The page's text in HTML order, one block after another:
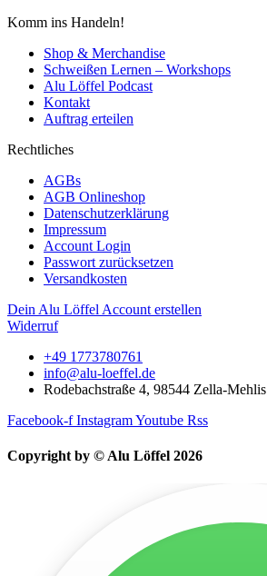
Komm ins Handeln!
Shop & Merchandise
Schweißen Lernen – Workshops
Alu Löffel Podcast
Kontakt
Auftrag erteilen
Rechtliches
AGBs
AGB Onlineshop
Datenschutzerklärung
Impressum
Account Login
Passwort zurücksetzen
Versandkosten
Dein Alu Löffel Account erstellen
Widerruf
+49 1773780761
info@alu-loeffel.de
Rodebachstraße 4, 98544 Zella-Mehlis
Facebook-f InstagramYoutube Rss
Copyright by © Alu Löffel 2026